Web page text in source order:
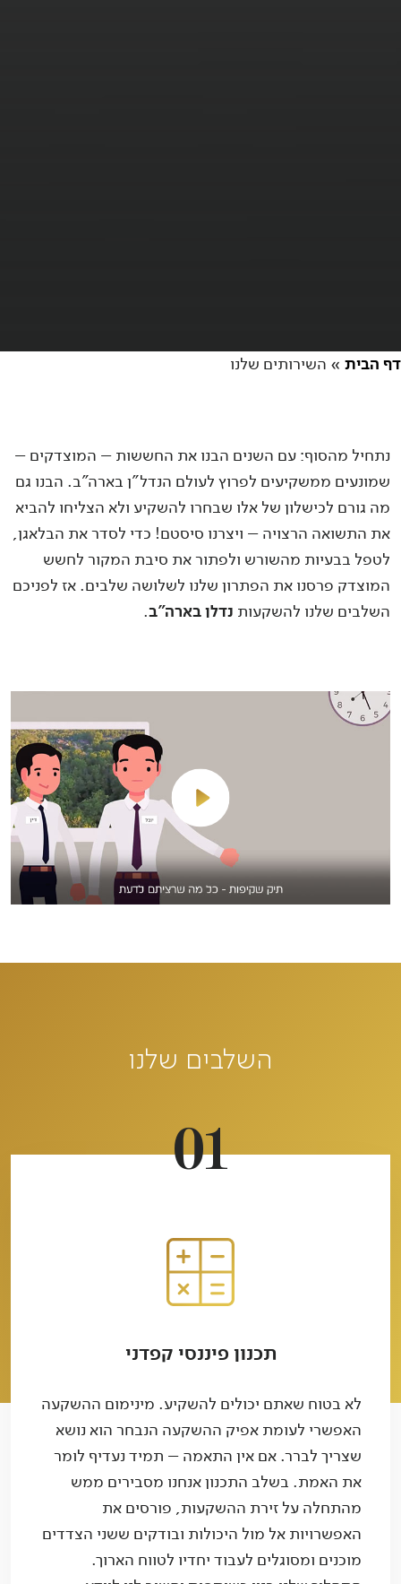
דף הבית » השירותים שלנו
נתחיל מהסוף: עם השנים הבנו את החששות – המוצדקים –
שמונעים ממשקיעים לפרוץ לעולם הנדל"ן בארה"ב. הבנו גם
מה גורם לכישלון של אלו שבחרו להשקיע ולא הצליחו להביא
את התשואה הרצויה – ויצרנו סיסטם! כדי לסדר את הבלאגן,
לטפל בבעיות מהשורש ולפתור את סיבת המקור לחשש
המוצדק פרסנו את הפתרון שלנו לשלושה שלבים. אז לפניכם
השלבים שלנו להשקעות נדלן בארה"ב.
השלבים שלנו
01
תכנון פיננסי קפדני
לא בטוח שאתם יכולים להשקיע. מינימום ההשקעה
האפשרי לעומת אפיק ההשקעה הנבחר הוא נושא
שצריך לברר. אם אין התאמה – תמיד נעדיף לומר
את האמת. בשלב התכנון אנחנו מסבירים ממש
מהתחלה על זירת ההשקעות, פורסים את
האפשרויות אל מול היכולות ובודקים ששני הצדדים
מוכנים ומסוגלים לעבוד יחדיו לטווח הארוך.